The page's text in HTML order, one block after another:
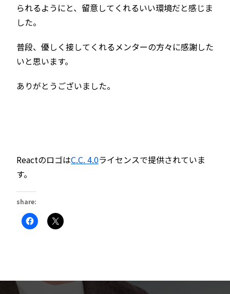
られるようにと、留意してくれるいい環境だと感じま
した。
普段、優しく接してくれるメンターの方々に感謝した
いと思います。
ありがとうございました。
ReactのロゴはC.C. 4.0ライセンスで提供されていま
す。
share:
Facebook
で
リ
ク
リ
有
(新